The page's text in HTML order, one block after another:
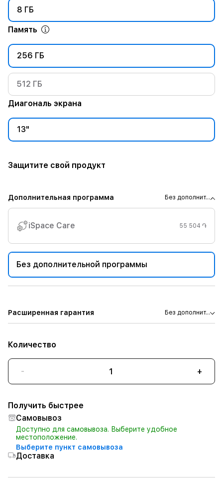
8 ГБ
Память
256 ГБ
512 ГБ
Диагональ экрана
13"
Защитите свой продукт
Дополнительная программа Без дополнит...
iSpace Care 55 504 ֏
Без дополнительной программы
Расширенная гарантия Без дополнит...
Количество
- +
Получить быстрее
Самовывоз
Доступно для самовывоза. Выберите удобное
местоположение.
Выберите пункт самовывоза
Доставка